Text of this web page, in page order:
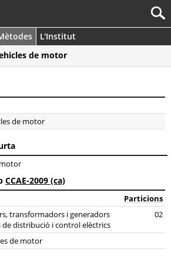
L'Institut
de motor
de motor
CCAE-2009 (ca)
Particions
transformadors i generadors
de distribució i control elèctrics
02
de motor